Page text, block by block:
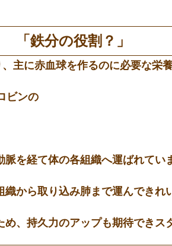
「鉄分の役割？」
主に赤血球を作るのに必要な栄養
ビンの
を経て体の各組織へ運ばれてい
から取り込み肺まで運んできれ
、持久力のアップも期待できス